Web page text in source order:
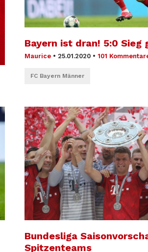
Bayern ist dran! 5:0 Sieg
Maurice • 25.01.2020 • 101
FC Bayern Männer
Bundesliga
Spitzenteams